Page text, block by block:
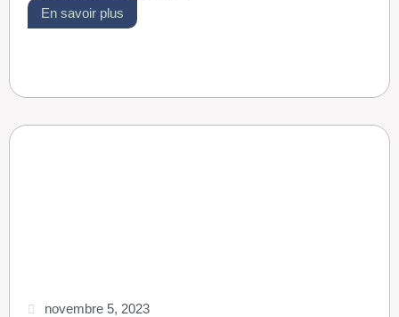
En savoir plus
novembre 5, 2023